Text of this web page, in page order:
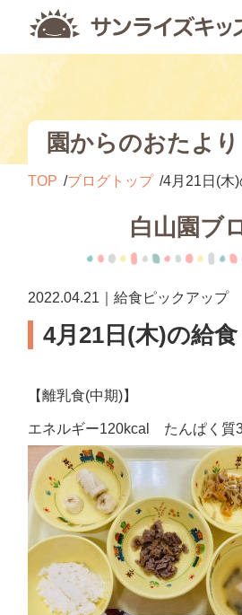
園からのおたより
TOP ブログトップ 4月21日(木
白山園ブ
2022.04.21｜給食ピックアップ
4月21日(木)の給
【離乳食(中期)】
エネルギー120kcal たんぱく